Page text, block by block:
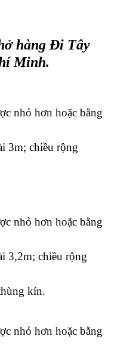
hàng Đi Tây
Minh.
nhỏ hơn hoặc bằng
3m; chiều rộng
nhỏ hơn hoặc bằng
3,2m; chiều rộng
kín.
nhỏ hơn hoặc bằng